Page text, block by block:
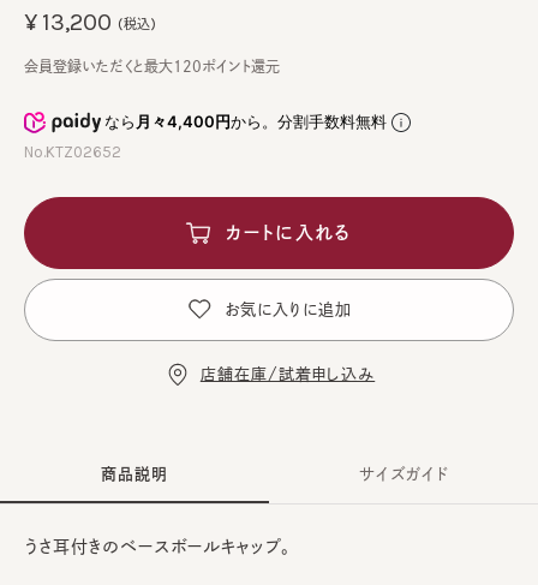
なら月々4,400円から。分割手数料無料
No.KTZ02652
¥13,200 (税込)
会員登録いただくと最大120ポイント還元
カートに入れる
お気に入りに追加
店舗在庫/試着申し込み
商品説明
うさ耳付きのベースボールキャップ。
サイズガイド